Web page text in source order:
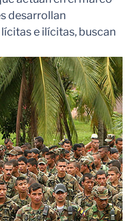
desarrollan
e ilícitas, buscan